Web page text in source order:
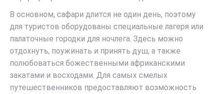
В основном, сафари длится не один день, поэтому
для туристов оборудованы специальные лагеря или
палаточные городки для ночлега. Здесь можно
отдохнуть, поужинать и принять душ, а также
полюбоваться божественными африканскими
закатами и восходами. Для самых смелых
путешественников предоставляют возможность